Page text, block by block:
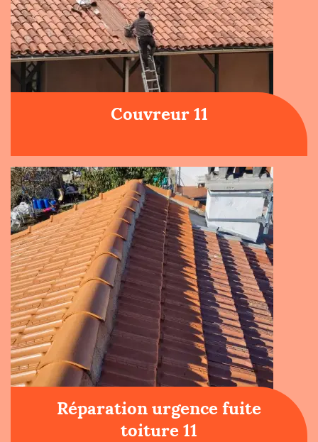
Couvreur 11
Réparation urgence fuite
toiture 11